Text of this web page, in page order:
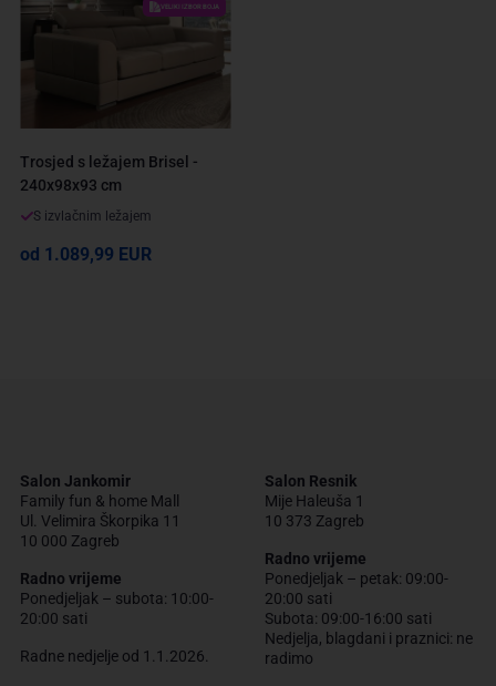
VELIKI IZBOR BOJA
Trosjed s ležajem Brisel -
240x98x93 cm
S izvlačnim ležajem
od 1.089,99 EUR
Salon Jankomir
Family fun & home Mall
Ul. Velimira Škorpika 11
10 000 Zagreb
Radno vrijeme
Ponedjeljak – subota: 10:00-
20:00 sati
Radne nedjelje od 1.1.2026.
Salon Resnik
Mije Haleuša 1
10 373 Zagreb
Radno vrijeme
Ponedjeljak – petak: 09:00-
20:00 sati
Subota: 09:00-16:00 sati
Nedjelja, blagdani i praznici: ne
radimo